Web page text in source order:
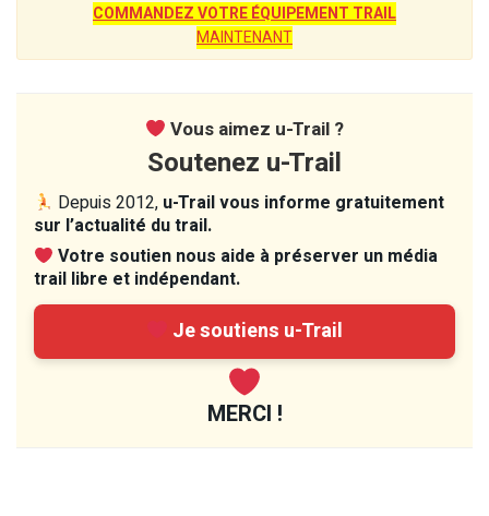
COMMANDEZ VOTRE ÉQUIPEMENT TRAIL
MAINTENANT
Vous aimez u-Trail ?
Soutenez u-Trail
Depuis 2012, u-Trail vous informe gratuitement
sur l’actualité du trail.
Votre soutien nous aide à préserver un média
trail libre et indépendant.
Je soutiens u-Trail
MERCI !